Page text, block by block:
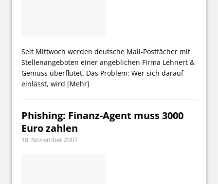
Seit Mittwoch werden deutsche Mail-Postfächer mit
Stellenangeboten einer angeblichen Firma Lehnert &
Gemuss überflutet. Das Problem: Wer sich darauf
einlässt, wird [Mehr]
Phishing: Finanz-Agent muss 3000
Euro zahlen
18. November 2007